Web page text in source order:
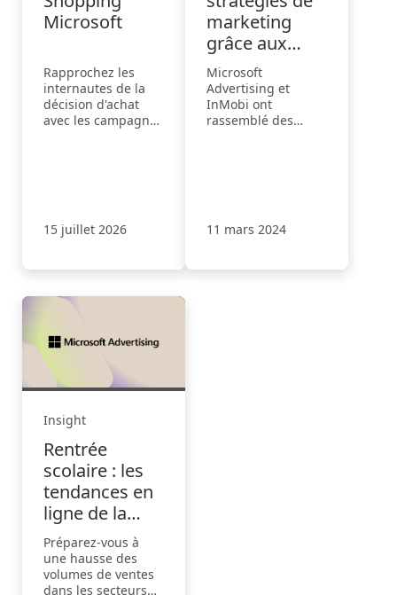
Microsoft
Rapprochez les
internautes de la
décision d'achat
avec les campagnes
15 juillet 2026
marketing
grâce aux
insights du
Ramadan
Microsoft
Advertising et
InMobi ont
rassemblé des
11 mars 2024
Insight
Rentrée
scolaire : les
tendances en
ligne de la
vente au
détail, de la
technologie et
Préparez-vous à
une hausse des
volumes de ventes
dans les secteurs